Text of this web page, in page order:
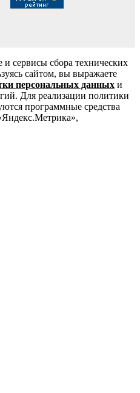
сервисы сбора технических
сайтом, вы выражаете
персональных данных и
Для реализации политики
программные средства